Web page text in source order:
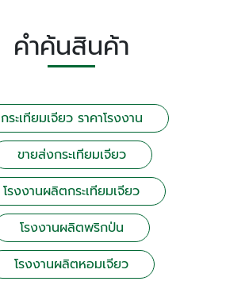
คำค้นสินค้า
กระเทียมเจียว ราคาโรงงาน
ขายส่งกระเทียมเจียว
โรงงานผลิตกระเทียมเจียว
โรงงานผลิตพริกป่น
โรงงานผลิตหอมเจียว